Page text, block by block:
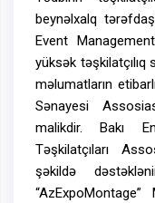
beynəlxalq
Event
yüksək
məlumatların
Sənayesi
malikdir. Bakı
Təşkilatçıları
şəkildə